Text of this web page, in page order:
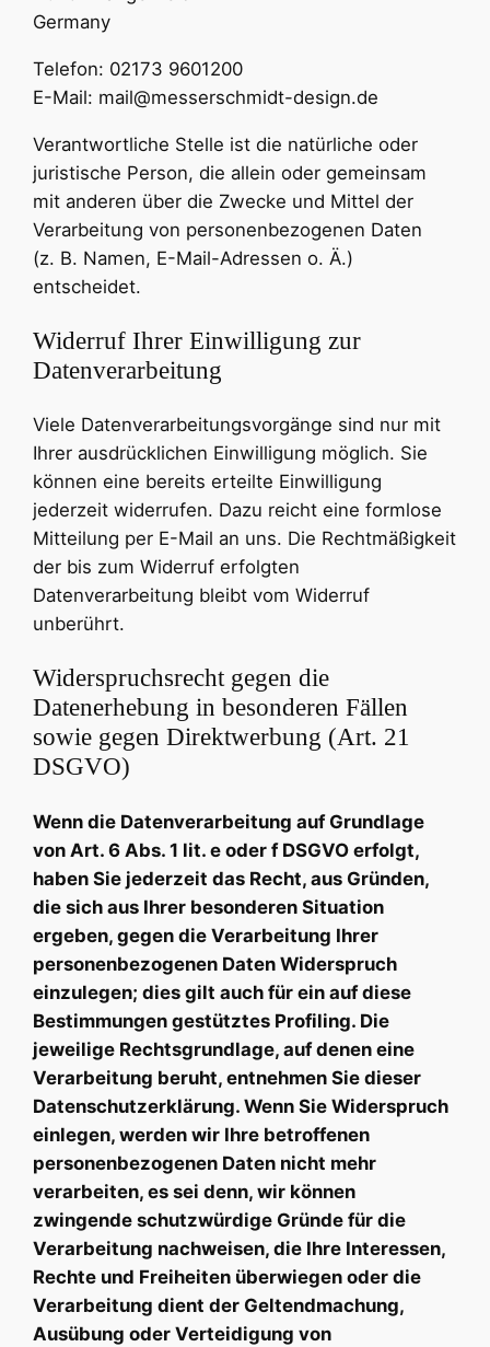
Germany
Telefon: 02173 9601200
E-Mail: mail@messerschmidt-design.de
Verantwortliche Stelle ist die natürliche oder
juristische Person, die allein oder gemeinsam
mit anderen über die Zwecke und Mittel der
Verarbeitung von personenbezogenen Daten
(z. B. Namen, E-Mail-Adressen o. Ä.)
entscheidet.
Widerruf Ihrer Einwilligung zur
Datenverarbeitung
Viele Datenverarbeitungsvorgänge sind nur mit
Ihrer ausdrücklichen Einwilligung möglich. Sie
können eine bereits erteilte Einwilligung
jederzeit widerrufen. Dazu reicht eine formlose
Mitteilung per E-Mail an uns. Die Rechtmäßigkeit
der bis zum Widerruf erfolgten
Datenverarbeitung bleibt vom Widerruf
unberührt.
Widerspruchsrecht gegen die
Datenerhebung in besonderen Fällen
sowie gegen Direktwerbung (Art. 21
DSGVO)
Wenn die Datenverarbeitung auf Grundlage
von Art. 6 Abs. 1 lit. e oder f DSGVO erfolgt,
haben Sie jederzeit das Recht, aus Gründen,
die sich aus Ihrer besonderen Situation
ergeben, gegen die Verarbeitung Ihrer
personenbezogenen Daten Widerspruch
einzulegen; dies gilt auch für ein auf diese
Bestimmungen gestütztes Profiling. Die
jeweilige Rechtsgrundlage, auf denen eine
Verarbeitung beruht, entnehmen Sie dieser
Datenschutzerklärung. Wenn Sie Widerspruch
einlegen, werden wir Ihre betroffenen
personenbezogenen Daten nicht mehr
verarbeiten, es sei denn, wir können
zwingende schutzwürdige Gründe für die
Verarbeitung nachweisen, die Ihre Interessen,
Rechte und Freiheiten überwiegen oder die
Verarbeitung dient der Geltendmachung,
Ausübung oder Verteidigung von